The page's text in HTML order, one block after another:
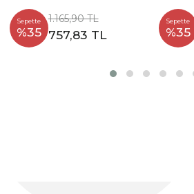
Sepette
%35
1.165,90 TL
757,83 TL
Sepette
%35